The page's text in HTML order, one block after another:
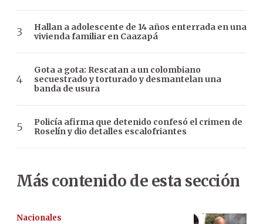
Hallan a adolescente de 14 años enterrada en una
vivienda familiar en Caazapá
Gota a gota: Rescatan a un colombiano
secuestrado y torturado y desmantelan una
banda de usura
Policía afirma que detenido confesó el crimen de
Roselín y dio detalles escalofriantes
Más contenido de esta sección
Nacionales